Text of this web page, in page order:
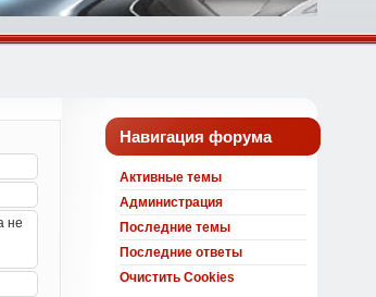
Навигация форума
Активные темы
Администрация
Последние темы
Последние ответы
Очистить Cookies